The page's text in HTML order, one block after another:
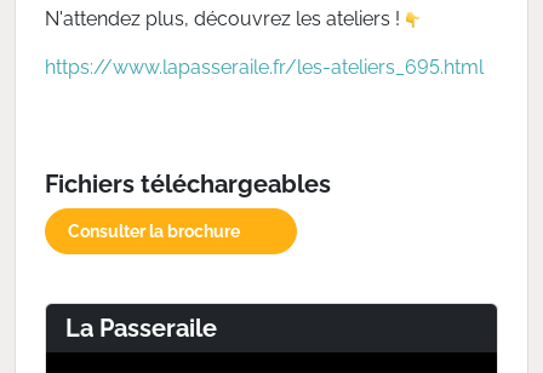
N'attendez plus, découvrez les ateliers !
https://www.lapasseraile.fr/les-ateliers_695.html
Fichiers téléchargeables
Consulter la brochure
La Passeraile